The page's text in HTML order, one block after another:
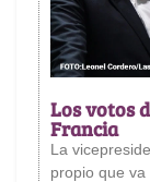
Los votos
Francia
La
propio que